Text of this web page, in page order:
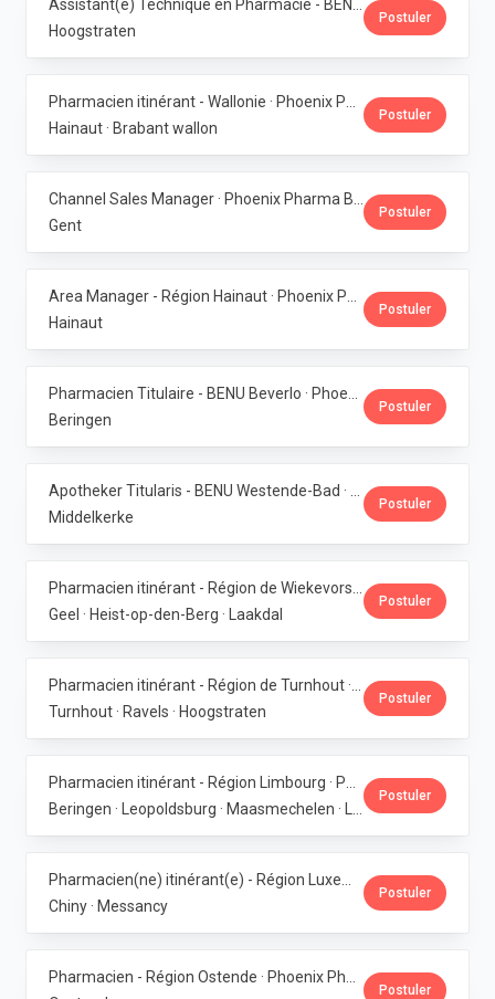
Hoogstraten
Postuler
Hainaut · Brabant wallon
Postuler
Gent
Postuler
Hainaut
Postuler
Beringen
Postuler
Middelkerke
Postuler
Geel · Heist-op-den-Berg · Laakdal
Postuler
Turnhout · Ravels · Hoogstraten
Postuler
Postuler
Chiny · Messancy
Postuler
Postuler